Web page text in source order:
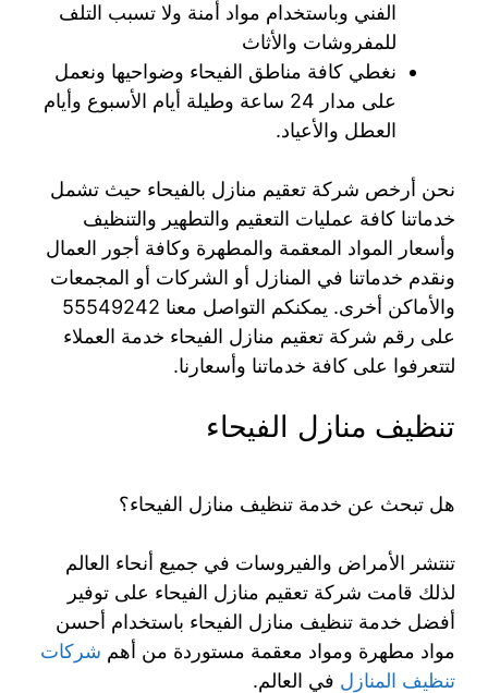
الفني وباستخدام مواد أمنة ولا تسبب التلف
للمفروشات والأثاث
نغطي كافة مناطق الفيحاء وضواحيها ونعمل
على مدار 24 ساعة وطيلة أيام الأسبوع وأيام
العطل والأعياد.
نحن أرخص شركة تعقيم منازل بالفيحاء حيث تشمل
خدماتنا كافة عمليات التعقيم والتطهير والتنظيف
وأسعار المواد المعقمة والمطهرة وكافة أجور العمال
ونقدم خدماتنا في المنازل أو الشركات أو المجمعات
والأماكن أخرى. يمكنكم التواصل معنا 55549242
على رقم شركة تعقيم منازل الفيحاء خدمة العملاء
لتتعرفوا على كافة خدماتنا وأسعارنا.
تنظيف منازل الفيحاء
هل تبحث عن خدمة تنظيف منازل الفيحاء؟
تنتشر الأمراض والفيروسات في جميع أنحاء العالم
لذلك قامت شركة تعقيم منازل الفيحاء على توفير
أفضل خدمة تنظيف منازل الفيحاء باستخدام أحسن
مواد مطهرة ومواد معقمة مستوردة من أهم شركات
تنظيف المنازل في العالم.